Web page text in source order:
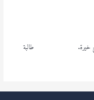
– فلاح خيرة. طالبة